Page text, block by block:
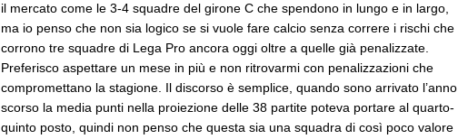
il mercato come le 3-4 squadre del girone C che spendono in lungo e in largo,
ma io penso che non sia logico se si vuole fare calcio senza correre i rischi che
corrono tre squadre di Lega Pro ancora oggi oltre a quelle già penalizzate.
Preferisco aspettare un mese in più e non ritrovarmi con penalizzazioni che
compromettano la stagione. Il discorso è semplice, quando sono arrivato l’anno
scorso la media punti nella proiezione delle 38 partite poteva portare al quarto-
quinto posto, quindi non penso che questa sia una squadra di così poco valore